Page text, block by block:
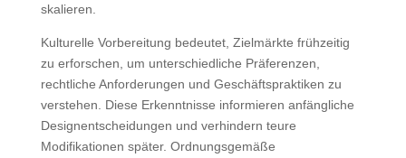
skalieren.
Kulturelle Vorbereitung bedeutet, Zielmärkte frühzeitig
zu erforschen, um unterschiedliche Präferenzen,
rechtliche Anforderungen und Geschäftspraktiken zu
verstehen. Diese Erkenntnisse informieren anfängliche
Designentscheidungen und verhindern teure
Modifikationen später. Ordnungsgemäße